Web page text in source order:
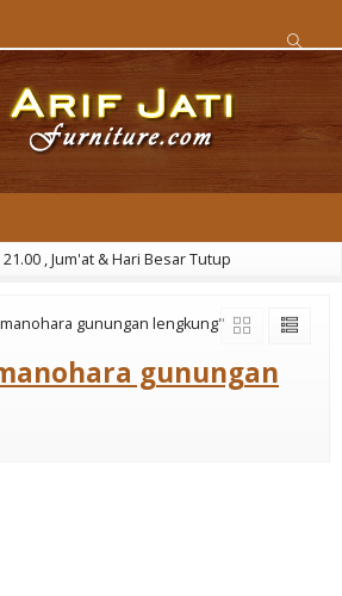
, Jum'at & Hari Besar Tutup
gunungan lengkung"
gunungan